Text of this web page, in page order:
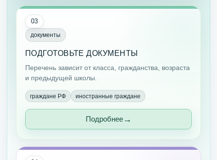
03
документы
ПОДГОТОВЬТЕ ДОКУМЕНТЫ
Перечень зависит от класса, гражданства, возраста
и предыдущей школы.
граждане РФ иностранные граждане
Подробнее